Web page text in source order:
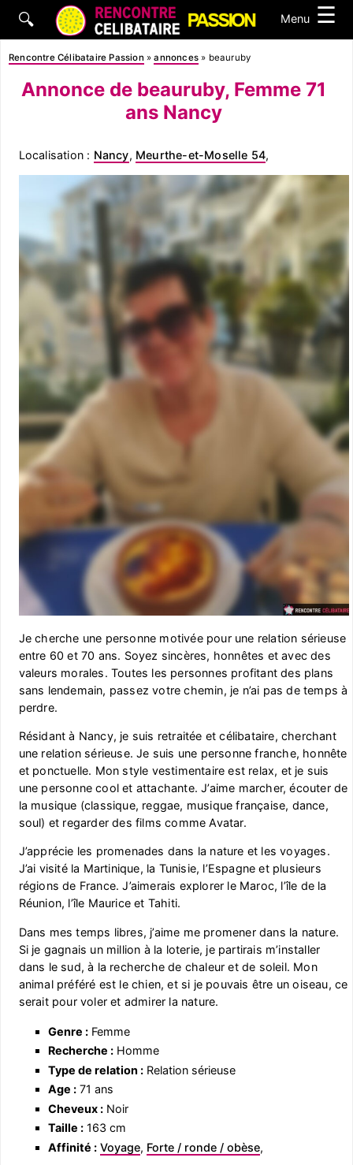
🔍 Menu ☰
Rencontre Célibataire Passion »annonces » beauruby
Annonce de beauruby, Femme 71
ans Nancy
Localisation : Nancy, Meurthe-et-Moselle 54,
Je cherche une personne motivée pour une relation sérieuse
entre 60 et 70 ans. Soyez sincères, honnêtes et avec des
valeurs morales. Toutes les personnes profitant des plans
sans lendemain, passez votre chemin, je n’ai pas de temps à
perdre.
Résidant à Nancy, je suis retraitée et célibataire, cherchant
une relation sérieuse. Je suis une personne franche, honnête
et ponctuelle. Mon style vestimentaire est relax, et je suis
une personne cool et attachante. J’aime marcher, écouter de
la musique (classique, reggae, musique française, dance,
soul) et regarder des films comme Avatar.
J’apprécie les promenades dans la nature et les voyages.
J’ai visité la Martinique, la Tunisie, l’Espagne et plusieurs
régions de France. J’aimerais explorer le Maroc, l’île de la
Réunion, l’île Maurice et Tahiti.
Dans mes temps libres, j’aime me promener dans la nature.
Si je gagnais un million à la loterie, je partirais m’installer
dans le sud, à la recherche de chaleur et de soleil. Mon
animal préféré est le chien, et si je pouvais être un oiseau, ce
serait pour voler et admirer la nature.
Genre :Femme
Recherche :Homme
Type de relation :Relation sérieuse
Age :71 ans
Cheveux :Noir
Taille :163 cm
Affinité : Voyage, Forte / ronde / obèse,